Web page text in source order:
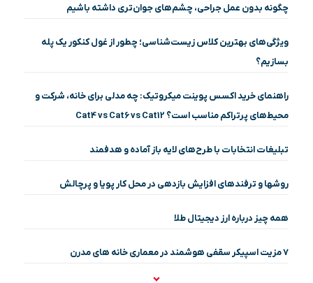
چگونه بدون عمل جراحی، چشم‌های جوان‌تری داشته باشیم
ویژگی‌های بهترین کلاس زیست‌شناسی؛ چطور از غول کنکور یک پله
بسازیم؟
راهنمای خرید اکسس پوینت میکروتیک: چه مدلی برای خانه، شرکت و
محیط‌های پرتراکم مناسب است؟ Cat4 vs Cat6 vs Cat12
تبلیغات انتخابات با طرح‌های لایه باز آماده و هدفمند
روشها و ترفندهای افزایش بازدهی در محل کار پویا و پرچالش
همه چیز درباره ارز دیجیتال طلا
۷ مزیت اسپیکر سقفی هوشمند در معماری خانه‌ های مدرن